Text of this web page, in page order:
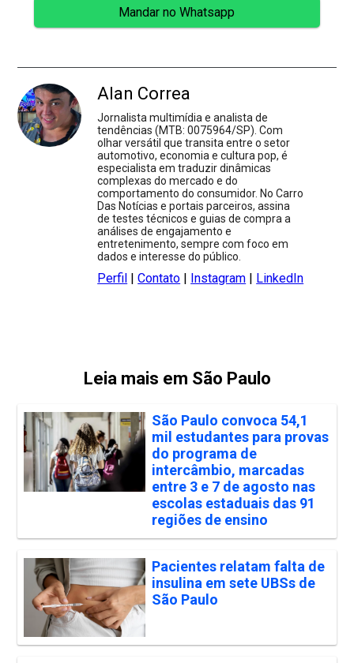
Mandar no Whatsapp
Alan Correa
Jornalista multimídia e analista de
tendências (MTB: 0075964/SP). Com
olhar versátil que transita entre o setor
automotivo, economia e cultura pop, é
especialista em traduzir dinâmicas
complexas do mercado e do
comportamento do consumidor. No Carro
Das Notícias e portais parceiros, assina
de testes técnicos e guias de compra a
análises de engajamento e
entretenimento, sempre com foco em
dados e interesse do público.
Perfil |Contato | Instagram | LinkedIn
Leia mais em São Paulo
São Paulo convoca 54,1
mil estudantes para provas
do programa de
intercâmbio, marcadas
entre 3 e 7 de agosto nas
escolas estaduais das 91
regiões de ensino
Pacientes relatam falta de
insulina em sete UBSs de
São Paulo